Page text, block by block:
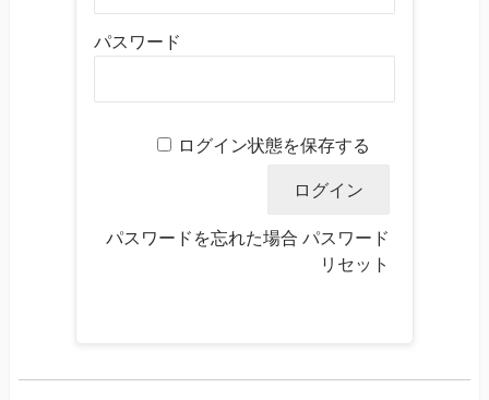
パスワード
ログイン状態を保存する
パスワードを忘れた場合 パスワード
リセット